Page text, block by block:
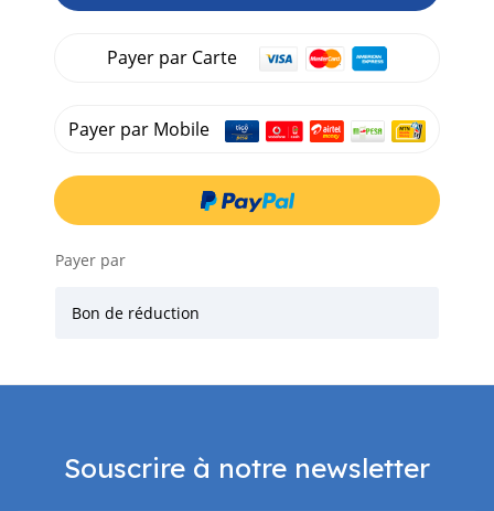
Payer par Carte
Payer par Mobile
Payer par
Bon de réduction
Souscrire à notre newsletter